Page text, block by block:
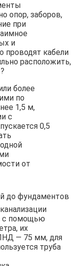
опор, заборов,
при
и
проводят кабели
расположить,
более
по
1,5 м,
с
0,5
от
до фундаментов
с помощью
их
— 75 мм, для
труба